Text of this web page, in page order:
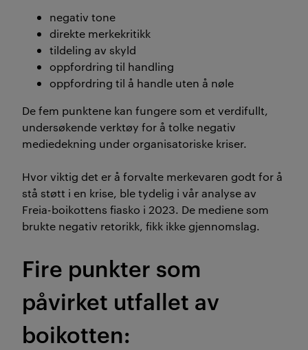
negativ tone
direkte merkekritikk
tildeling av skyld
oppfordring til handling
oppfordring til å handle uten å nøle
De fem punktene kan fungere som et verdifullt,
undersøkendeverktøy for å tolke negativ
mediedekning under organisatoriske kriser.
Hvor viktig det er å forvalte merkevaren godt forå
stå støtt i en krise, bletydelig i våranalyse av
Freia-boikottens fiasko i 2023. De mediene som
brukte negativ retorikk, fikk ikke gjennomslag.
Fire punkter som
påvirket utfallet av
boikotten: